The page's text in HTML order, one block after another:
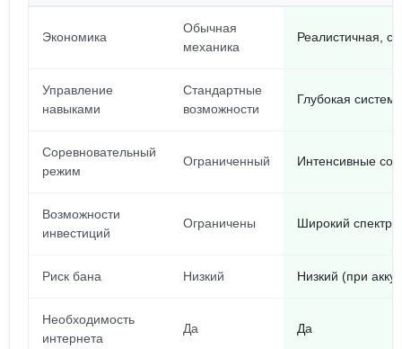
Экономика
Обычная
механика
Реалистичная,
Управление
навыками
Стандартные
возможности
Глубокая
Соревновательный
режим
Ограниченный Интенсивные
Возможности
инвестиций
Ограничены Широкий спектр
Риск бана Низкий Низкий (при
Необходимость
интернета
Да Да